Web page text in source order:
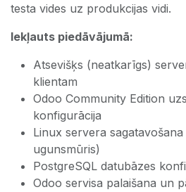
testa vides uz produkcijas vidi.
Iekļauts piedāvājumā:
Atsevišķs (neatkarīgs)
klientam
Odoo Community Edition
konfigurācija
Linux servera
ugunsmūris)
PostgreSQL datubāzes
Odoo servisa palaišana un